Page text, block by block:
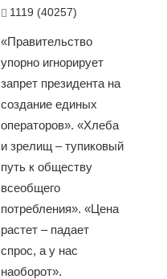
1119 (40257)
«Правительство
упорно игнорирует
запрет президента на
создание единых
операторов». «Хлеба
и зрелищ – тупиковый
путь к обществу
всеобщего
потребления». «Цена
растет – падает
спрос, а у нас
наоборот».